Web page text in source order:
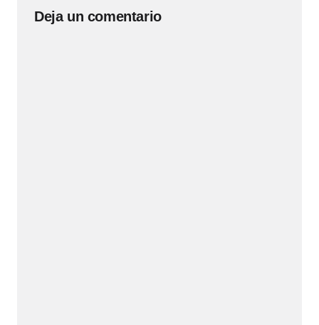
Deja un comentario